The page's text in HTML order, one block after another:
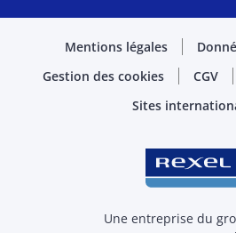
Mentions légales
Gestion des cookies
CGV
Sites
Une entreprise du